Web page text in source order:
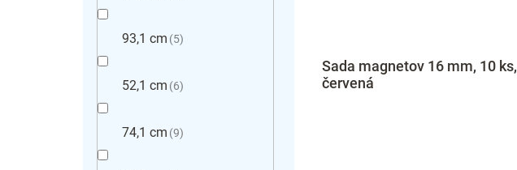
93,1 cm 5
52,1 cm 6
74,1 cm 9
Sada magnetov 16 mm, 10 ks,
červená